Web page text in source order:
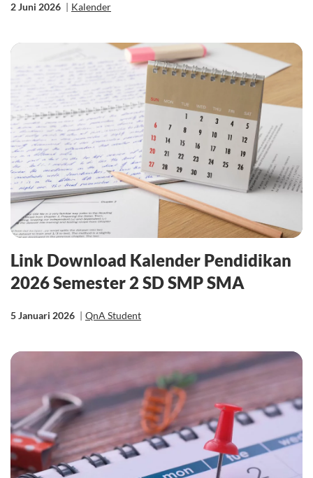
2 Juni 2026 | Kalender
Link Download Kalender Pendidikan
2026 Semester 2 SD SMP SMA
5 Januari 2026 | QnA Student